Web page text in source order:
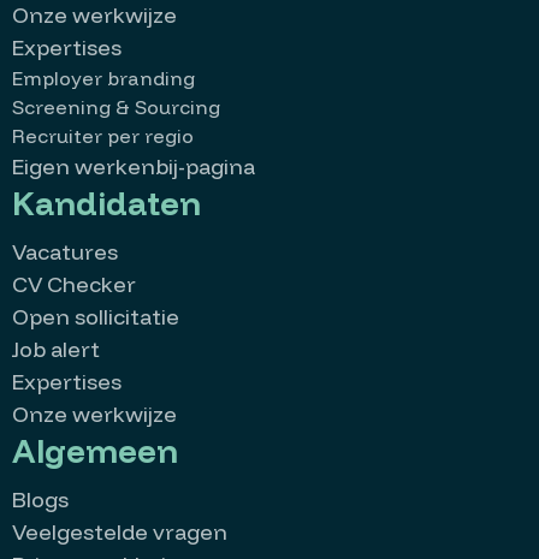
Onze werkwijze
Expertises
Employer branding
Screening & Sourcing
Recruiter per regio
Eigen werkenbij-pagina
Kandidaten
Vacatures
CV Checker
Open sollicitatie
Job alert
Expertises
Onze werkwijze
Algemeen
Blogs
Veelgestelde vragen